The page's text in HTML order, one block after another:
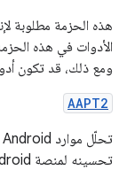
الأدوات في هذه
ومع ذلك، قد تكون
AAPT2